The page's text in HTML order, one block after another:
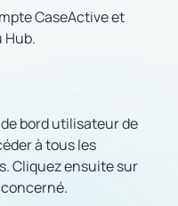
CaseActive et
Hub.
bord utilisateur de
à tous les
Cliquez ensuite sur